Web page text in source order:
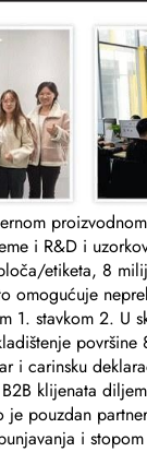
i R&D i
etiketa, 8
omogućuje
1. stavkom 2. U
i carinsku
klijenata
pouzdan
i